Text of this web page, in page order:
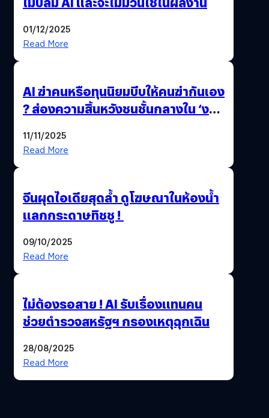
01/12/2025
Read More
AI ฆ่าคนหรือทุนนิยมบีบให้คนฆ่ากันเอง
? ส่องความสิ้นหวังชนชั้นกลางใน ‘งาน
11/11/2025
Read More
จีนผุดไอเดียสุดล้ำ ดูโฆษณาในห้องน้ำ
แลกกระดาษทิชชู !
09/10/2025
Read More
ไม่ต้องรอสาย ! AI รับเรื่องแทนคน
ช่วยตำรวจสหรัฐฯ กรองเหตุฉุกเฉิน
28/08/2025
Read More